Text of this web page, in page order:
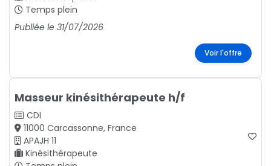
Temps plein
Publiée le 31/07/2026
Voir l'offre
Masseur kinésithérapeute h/f
CDI
11000 Carcassonne, France
APAJH 11
Kinésithérapeute